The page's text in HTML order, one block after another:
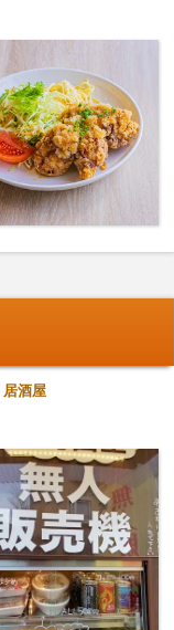
居酒屋